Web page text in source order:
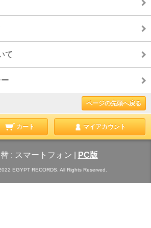
て
ページの先頭へ戻る
カート マイアカウント
: スマートフォン PC版
EGYPT RECORDS. All Rights Reserved.